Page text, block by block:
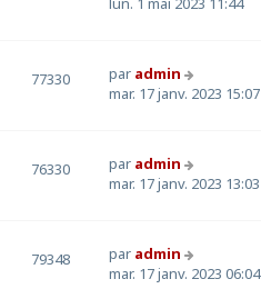
77330 par admin
mar. 17 janv. 2023 15:07
76330 par admin
mar. 17 janv. 2023 13:03
79348 par admin
mar. 17 janv. 2023 06:04